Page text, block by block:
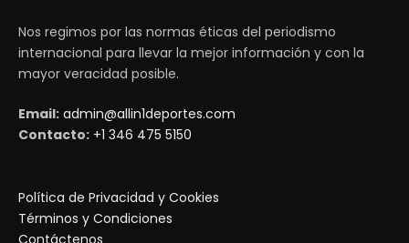
Nos regimos por las normas éticas del periodismo
internacional para llevar la mejor información y con la
mayor veracidad posible.
Email: admin@allin1deportes.com
Contacto: +1 346 475 5150
Política de Privacidad y Cookies
Términos y Condiciones
Contáctenos